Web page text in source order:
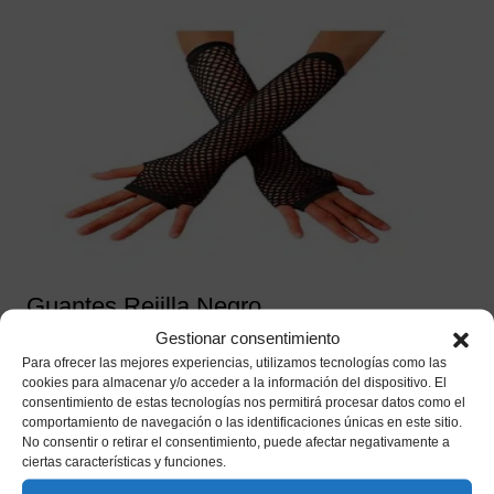
Gestionar consentimiento
Para ofrecer las mejores experiencias, utilizamos tecnologías como las
cookies para almacenar y/o acceder a la información del dispositivo. El
consentimiento de estas tecnologías nos permitirá procesar datos como el
comportamiento de navegación o las identificaciones únicas en este sitio.
No consentir o retirar el consentimiento, puede afectar negativamente a
ciertas características y funciones.
Guantes Rejilla Negro
Añadir a mi lista de deseos